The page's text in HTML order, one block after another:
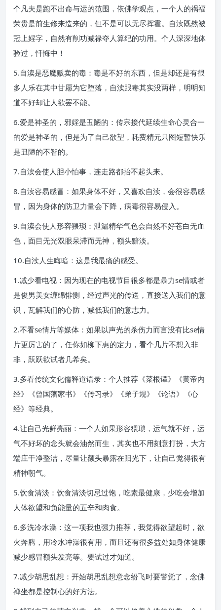
个凡夫是跑不出命与运的范围，依佛学观点，一个人的祸福
荣贵是前生修来造来的，但不是可以无尽挥霍。自渎既然被
冠上婬字，自然有削功减禄夺人算纪的功用。个人深深地体
验过，忏悔中！
5.自渎是恶魔贩卖的毒：毒是不好的东西，但是却还是有很
多人乐在其中甘愿为它堕落，自渎跟毒其实没两样，明明知
道不好却让人欲罢不能。
6.爱是神圣的，邪婬是丑陋的：传宗接代延续生命心灵合一
的爱是神圣的，但是为了自己欲望，耗费精元只图短暂快乐
是丑陋的不智的。
7.自渎会使人胆小怕事，连走路都抬不起头来。
8.自渎容易感冒：如果身体不好，又喜欢自渎，会很容易感
冒，因为身体的防卫力量会下降，病毒很容易侵入。
9.自渎会使人形容猥琐：泄漏精华气色会自然不好苍白无血
色，面目无光双眼呆滞而无神，额头黯淡。
10.自渎人生晦暗：这是我最痛的感受。
1.减少看电视：因为现在的电视节目很多都是暴力se情或者
是俊男美女缠绵悱恻，经过声光的传送，直接送入我们的意
识，瓦解我们的心防，减低我们的意志力。
2.不看se情片等媒体：如果以声光的杀伤力而言没有比se情
片更厉害的了，任你如柳下惠的定力，看个几片不想入非
非，跃跃欲试者几希矣。
3.多看传统文化儒释道语录：个人推荐《菜根谭》《黄帝内
经》《曾国藩家书》《传习录》《弟子规》《论语》《心
经》等经典。
4.让自己光鲜亮丽：一个人如果形容猥琐，运气就不好，运
气不好坏的念头就会油然而生，其实也不用刻意打扮，大方
端庄干净整洁，尽量让额头暴露在阳光下，让自己觉得很有
精神朝气。
5.饮食清淡：饮食清淡切忌过饱，吃素最健康，少吃会增加
人体欲望和负能量的五辛和肉食。
6.多洗冷水澡：这一项我也强力推荐，我觉得欲望起时，欲
火奔腾，用冷水冲澡很有用，而且还有很多益处如身体健康
减少感冒额头发亮等。要试过才知道。
7.减少胡思乱想：开始胡思乱想意念纷飞时要警觉了，念佛
禅坐都是控制心的好方法。